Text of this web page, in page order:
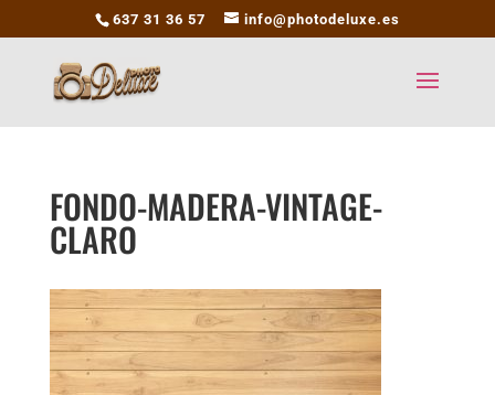
637 31 36 57 info@photodeluxe.es
FONDO-MADERA-VINTAGE-
CLARO